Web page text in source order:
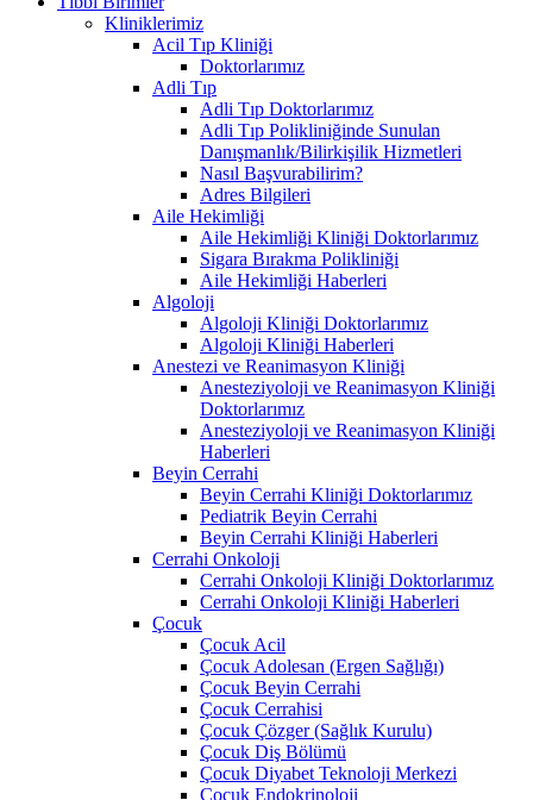
Kliniklerimiz
Acil Tıp Kliniği
Doktorlarımız
Adli Tıp
Adli Tıp Doktorlarımız
Adli Tıp Polikliniğinde Sunulan
Danışmanlık/Bilirkişilik Hizmetleri
Nasıl Başvurabilirim?
Adres Bilgileri
Aile Hekimliği
Aile Hekimliği Kliniği Doktorlarımız
Sigara Bırakma Polikliniği
Aile Hekimliği Haberleri
Algoloji
Algoloji Kliniği Doktorlarımız
Algoloji Kliniği Haberleri
Anestezi ve Reanimasyon Kliniği
Anesteziyoloji ve Reanimasyon Kliniği
Doktorlarımız
Anesteziyoloji ve Reanimasyon Kliniği
Haberleri
Beyin Cerrahi
Beyin Cerrahi Kliniği Doktorlarımız
Pediatrik Beyin Cerrahi
Beyin Cerrahi Kliniği Haberleri
Cerrahi Onkoloji
Cerrahi Onkoloji Kliniği Doktorlarımız
Cerrahi Onkoloji Kliniği Haberleri
Çocuk
Çocuk Acil
Çocuk Adolesan (Ergen Sağlığı)
Çocuk Beyin Cerrahi
Çocuk Cerrahisi
Çocuk Çözger (Sağlık Kurulu)
Çocuk Diş Bölümü
Çocuk Diyabet Teknoloji Merkezi
Çocuk Endokrinoloji